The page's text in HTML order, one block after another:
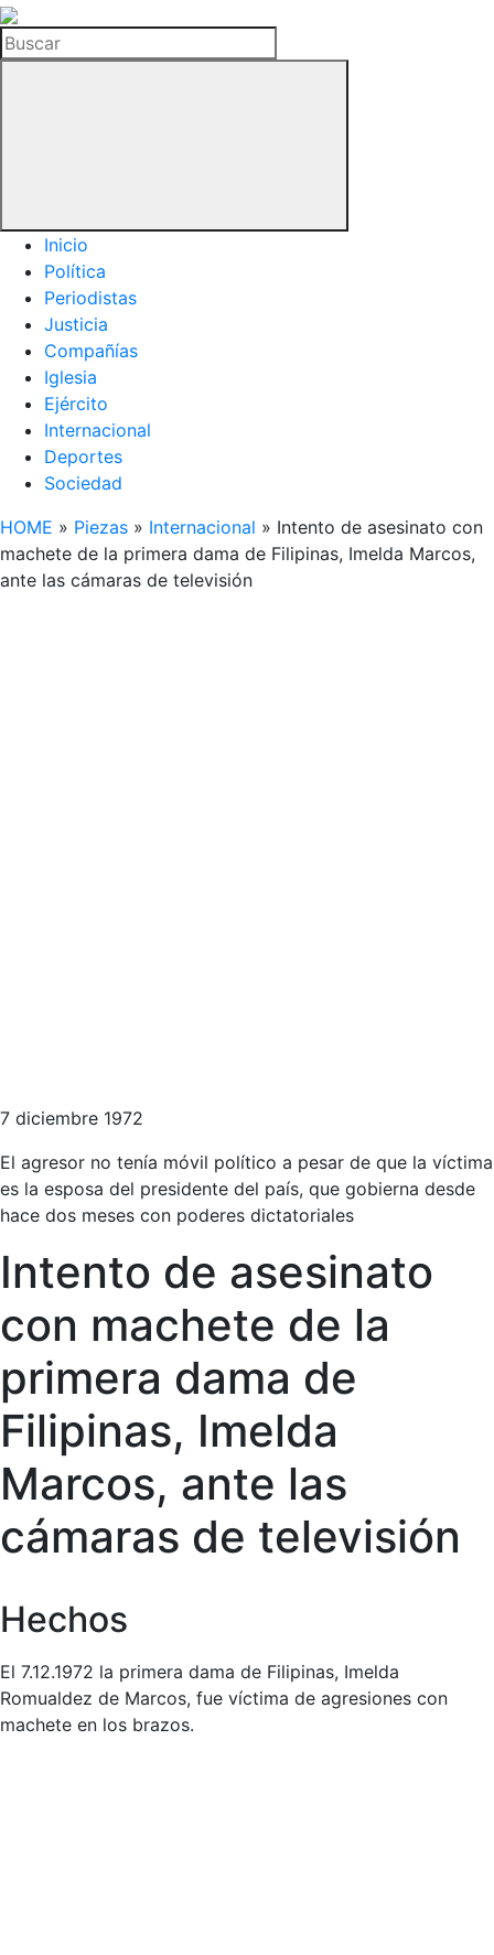
La
Hemeroteca
del
Buscar
Inicio
Política
Periodistas
Justicia
Compañías
Iglesia
Ejército
Internacional
Deportes
Sociedad
HOME » Piezas » Internacional » Intento de asesinato con
machete de la primera dama de Filipinas, Imelda Marcos,
ante las cámaras de televisión
7 diciembre 1972
El agresor no tenía móvil político a pesar de que la víctima
es la esposa del presidente del país, que gobierna desde
hace dos meses con poderes dictatoriales
Intento de asesinato
con machete de la
primera dama de
Filipinas, Imelda
Marcos, ante las
cámaras de televisión
Hechos
El 7.12.1972 la primera dama de Filipinas, Imelda
Romualdez de Marcos, fue víctima de agresiones con
machete en los brazos.